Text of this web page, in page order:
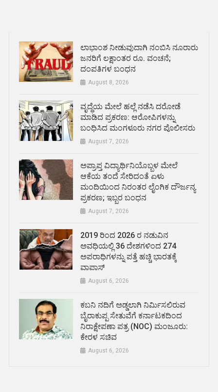
ಲಾಭಾಂಶ ನೀಡುವುದಾಗಿ ನಂಬಿಸಿ ನೂರಾರು
ಜನರಿಗೆ ಲಕ್ಷಾಂತರ ರೂ. ವಂಚನೆ;
ದಂಪತಿಗಳ ಬಂಧನ
August 8, 2026
ವೃದ್ಧೆಯ ಮೇಲೆ ಹಲ್ಲೆ ನಡೆಸಿ ದರೋಡೆ
ಮಾಡಿದ ಪ್ರಕರಣ: ಆರೋಪಿಗಳನ್ನು
ಬಂಧಿಸಿದ ಮಂಗಳೂರು ನಗರ ಪೊಲೀಸರು
August 7, 2026
ಅಪ್ರಾಪ್ತ ವಿದ್ಯಾರ್ಥಿನಿಯೊಬ್ಬಳ ಮೇಲೆ
ಆಕೆಯ ತಂದೆ ಸೇರಿದಂತೆ ಏಳು
ಮಂದಿಯಿಂದ ನಿರಂತರ ಲೈಂಗಿಕ ದೌರ್ಜನ್ಯ
ಪ್ರಕರಣ; ಇಬ್ಬರ ಬಂಧನ
August 7, 2026
2019 ರಿಂದ 2026 ರ ನಡುವಿನ
ಅವಧಿಯಲ್ಲಿ 36 ದೇಶಗಳಿಂದ 274
ಅಪರಾಧಿಗಳನ್ನು ಪತ್ತೆ ಹಚ್ಚಿ ಭಾರತಕ್ಕೆ
ವಾಪಾಸ್
August 6, 2026
ಕಬನಿ ನದಿಗೆ ಅಡ್ಡಲಾಗಿ ನಿರ್ಮಿಸಲಿರುವ
ಬೈರಾಕುಪ್ಪ ಸೇತುವೆಗೆ ಕರ್ನಾಟಕದಿಂದ
ನಿರಾಕ್ಷೇಪಣಾ ಪತ್ರ (NOC) ಮಂಜೂರು:
ಕೇರಳ ಸಚಿವ
August 6, 2026